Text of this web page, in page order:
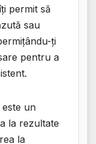
permit să
sau
ți
pentru a
este un
la rezultate
la